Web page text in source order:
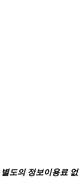
별도의 정보이용료